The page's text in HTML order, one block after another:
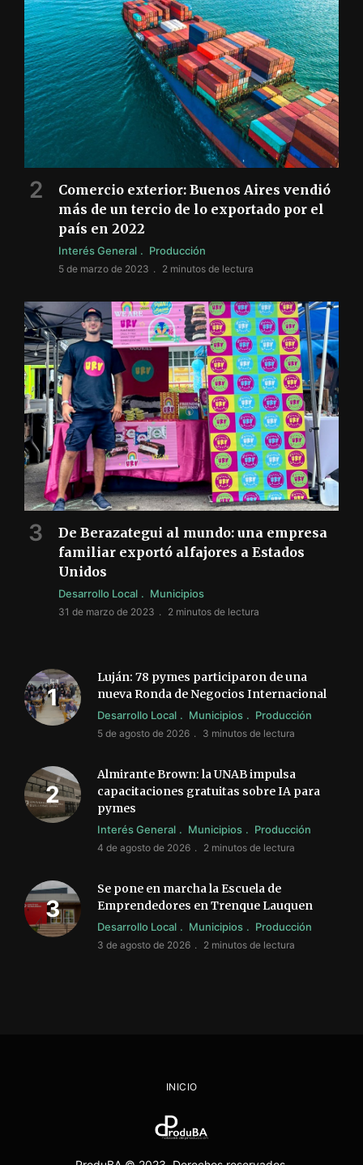
Comercio exterior: Buenos Aires vendió
más de un tercio de lo exportado por el
país en 2022
Interés General Producción
5 de marzo de 2023 2 minutos de lectura
De Berazategui al mundo: una empresa
familiar exportó alfajores a Estados
Unidos
Desarrollo Local Municipios
31 de marzo de 2023 2 minutos de lectura
Luján: 78 pymes participaron de una
nueva Ronda de Negocios Internacional
Desarrollo Local Municipios Producción
5 de agosto de 2026 3 minutos de lectura
Almirante Brown: la UNAB impulsa
capacitaciones gratuitas sobre IA para
pymes
Interés General Municipios Producción
4 de agosto de 2026 2 minutos de lectura
Se pone en marcha la Escuela de
Emprendedores en Trenque Lauquen
Desarrollo Local Municipios Producción
3 de agosto de 2026 2 minutos de lectura
INICIO